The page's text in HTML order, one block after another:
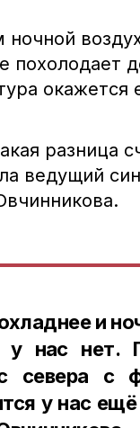
ночной
похолодает
окажется
разница
ведущий
и
у нас нет.
севера с
у нас